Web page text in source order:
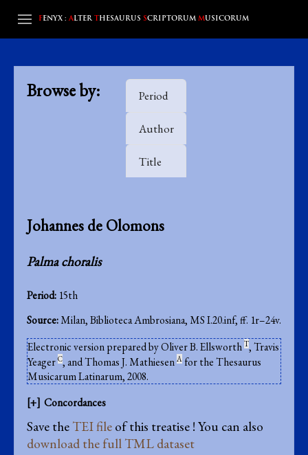
FENYX :ALTER T HESAURUS SCRIPTORUM MUSICORUM
Browse by: Period
Author
Title
Johannes de Olomons
Palma choralis
Period: 15th
Source:Milan, Biblioteca Ambrosiana, MS I.20.inf, ff. 1r–24v.
Electronic version prepared by Oliver B. Ellsworth T, Travis
Yeager C, and Thomas J. Mathiesen A for the Thesaurus
Musicarum Latinarum, 2008.
Concordances
Save the TEI file of this treatise ! You can also
download the full TML dataset